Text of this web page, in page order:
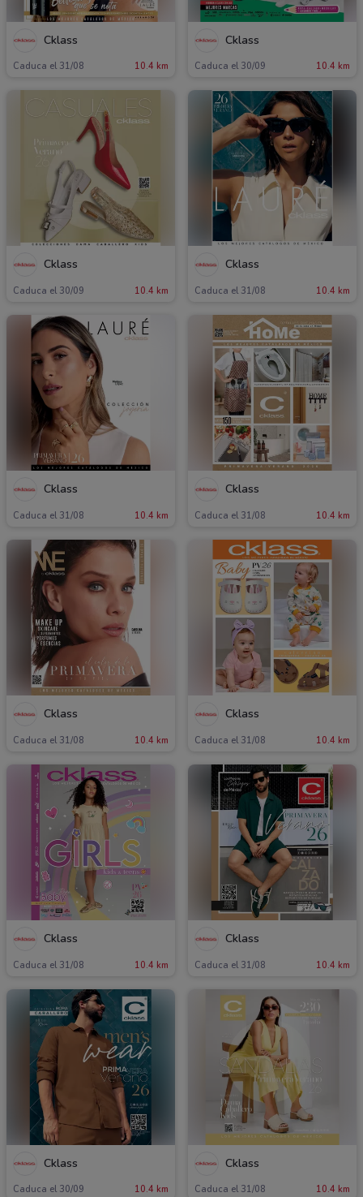
Cklass
Caduca el 31/08 10.4 km
Cklass
Caduca el 30/09 10.4 km
Cklass
Caduca el 30/09 10.4 km
Cklass
Caduca el 31/08 10.4 km
Cklass
Caduca el 31/08 10.4 km
Cklass
Caduca el 31/08 10.4 km
Cklass
Caduca el 31/08 10.4 km
Cklass
Caduca el 31/08 10.4 km
Cklass
Caduca el 31/08 10.4 km
Cklass
Caduca el 31/08 10.4 km
Cklass
Caduca el 30/09 10.4 km
Cklass
Caduca el 31/08 10.4 km